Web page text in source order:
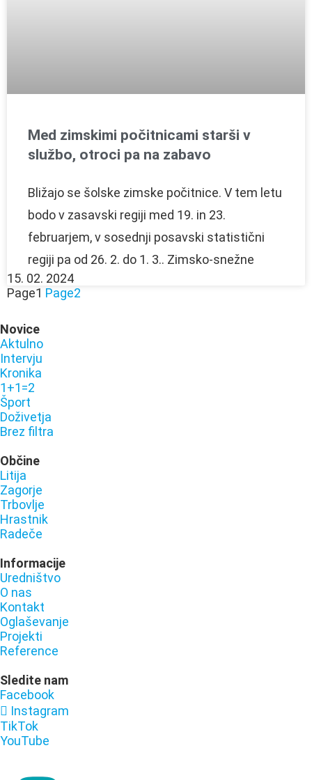
Med zimskimi počitnicami starši v
službo, otroci pa na zabavo
Bližajo se šolske zimske počitnice. V tem letu
bodo v zasavski regiji med 19. in 23.
februarjem, v sosednji posavski statistični
regiji pa od 26. 2. do 1. 3.. Zimsko-snežne
15. 02. 2024
Page1 Page2
Novice
Aktulno
Intervju
Kronika
1+1=2
Šport
Doživetja
Brez filtra
Občine
Litija
Zagorje
Trbovlje
Hrastnik
Radeče
Informacije
Uredništvo
O nas
Kontakt
Oglaševanje
Projekti
Reference
Sledite nam
Facebook
Instagram
TikTok
YouTube